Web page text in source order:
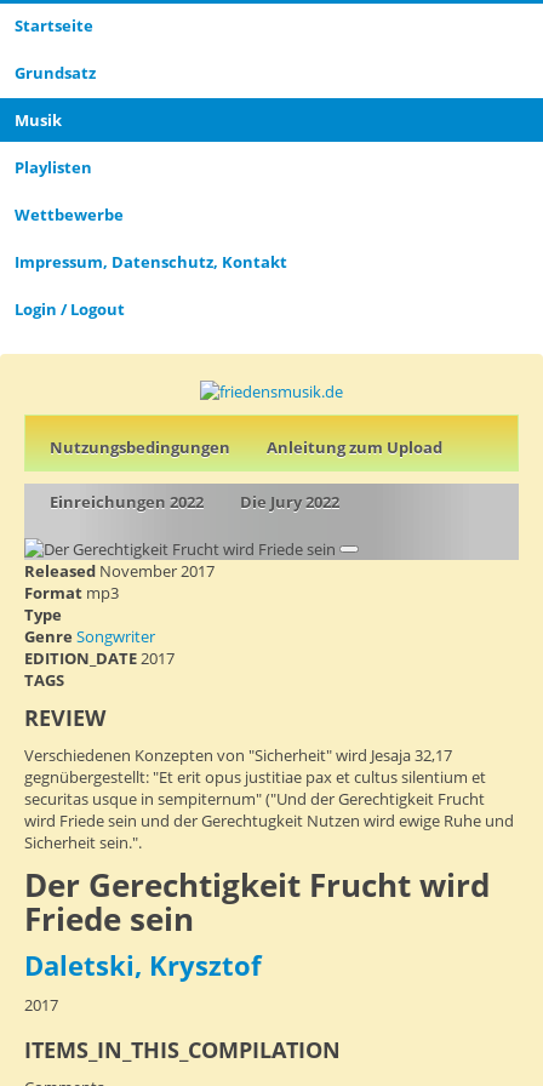
Startseite
Grund­satz­
Musik
Playlisten
Wettbewerbe
Impressum, Datenschutz, Kontakt
Login / Logout
Nutz­ungs­­­bedin­g­­ungen Anleitung zum Upload
Einreichungen 2022 Die Jury 2022
Released November 2017
Format mp3
Type
Genre Songwriter
EDITION_DATE2017
TAGS
REVIEW
Verschiedenen Konzepten von "Sicherheit" wird Jesaja 32,17
gegnübergestellt: "Et erit opus justitiae pax et cultus silentium et
securitas usque in sempiternum" ("Und der Gerechtigkeit Frucht
wird Friede sein und der Gerechtugkeit Nutzen wird ewige Ruhe und
Sicherheit sein.".
Der Gerechtigkeit Frucht wird
Friede sein
Daletski, Krysztof
2017
ITEMS_IN_THIS_COMPILATION